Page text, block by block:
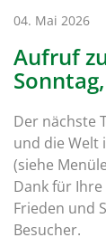
04. Mai 2026
Aufruf
Der nächste
und die Welt
(siehe
Dank für
Frieden und
Besucher.